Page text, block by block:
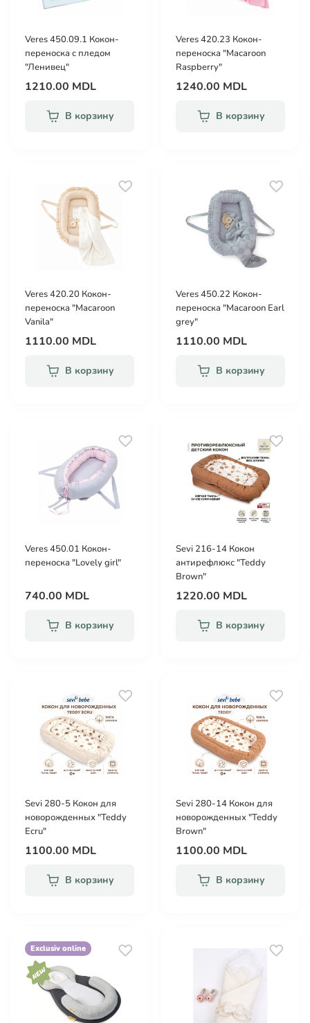
Veres 450.09.1 Кокон-
переноска с пледом
"Ленивец"
1210.00 MDL
В корзину
Veres 420.23 Кокон-
переноска "Macaroon
Raspberry"
1240.00 MDL
В корзину
Veres 420.20 Кокон-
переноска "Macaroon
Vanila"
1110.00 MDL
В корзину
Veres 450.22 Кокон-
переноска "Macaroon Earl
grey"
1110.00 MDL
В корзину
Veres 450.01 Кокон-
переноска "Lovely girl"
740.00 MDL
В корзину
Sevi 216-14 Кокон
антирефлюкс "Teddy
Brown"
1220.00 MDL
В корзину
Sevi 280-5 Кокон для
новорожденных "Teddy
Ecru"
1100.00 MDL
В корзину
Sevi 280-14 Кокон для
новорожденных "Teddy
Brown"
1100.00 MDL
В корзину
Exclusiv online